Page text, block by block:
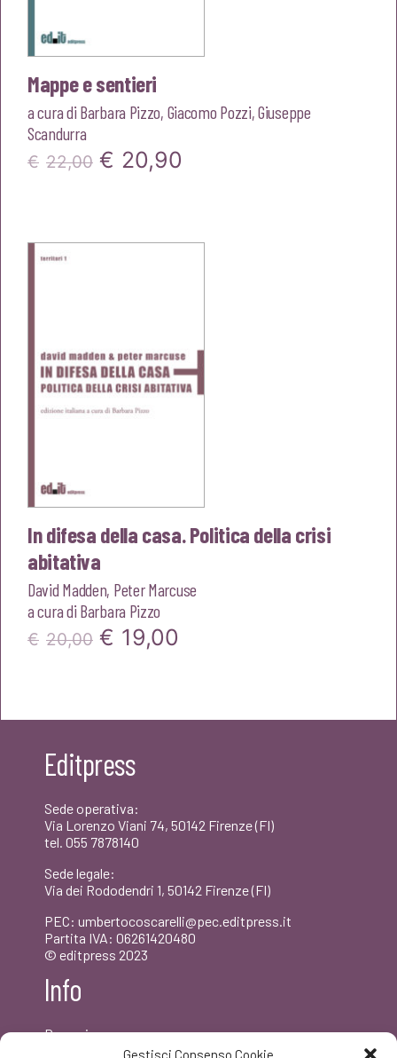
Gestisci Consenso Cookie
Mappe e sentieri
a cura di Barbara Pizzo, Giacomo Pozzi,Giuseppe
Scandurra
€ 22,00 Il
€ 20,90
In difesa della casa. Politica della crisi
abitativa
David Madden, Peter Marcuse
a cura di Barbara Pizzo
€ 20,00 Il
€20,00.
€ 19,00
Editpress
Sede operativa:
Via Lorenzo Viani 74, 50142 Firenze (FI)
tel. 055 7878140
Sede legale:
Via dei Rododendri 1, 50142 Firenze (FI)
PEC: umbertocoscarelli@pec.editpress.it
Partita IVA: 06261420480
© editpress 2023
Info
Dove siamo